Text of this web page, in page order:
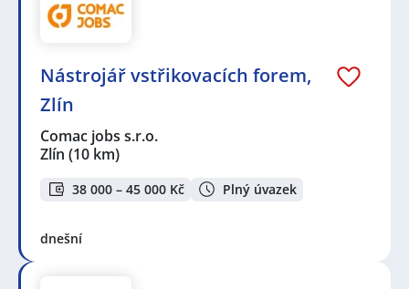
Nástrojář vstřikovacích forem,
Zlín
Comac jobs s.r.o.
Zlín (10 km)
38 000 – 45 000 Kč Plný úvazek
dnešní